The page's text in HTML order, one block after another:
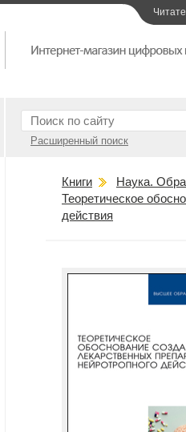
Расширенный поиск
Книги
Наука.
Теоретическое
действия